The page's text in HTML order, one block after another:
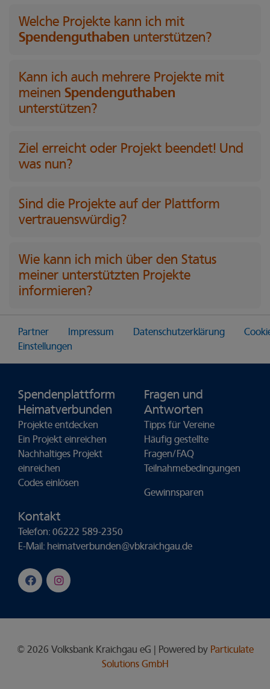
Welche Projekte kann ich mit
Spendenguthaben unterstützen?
Kann ich auch mehrere Projekte mit
meinen Spendenguthaben
unterstützen?
Ziel erreicht oder Projekt beendet! Und
was nun?
Sind die Projekte auf der Plattform
vertrauenswürdig?
Wie kann ich mich über den Status
meiner unterstützten Projekte
informieren?
Partner Impressum Datenschutzerklärung
Einstellungen
Spendenplattform
Heimatverbunden
Projekte entdecken
Ein Projekt einreichen
Nachhaltiges Projekt
einreichen
Codes einlösen
Fragen und
Antworten
Tipps für Vereine
Häufig gestellte
Fragen/FAQ
Teilnahmebedingungen
Gewinnsparen
Kontakt
Telefon: 06222 589-2350
E-Mail: heimatverbunden@vbkraichgau.de
© 2026 Volksbank Kraichgau eG | Powered by Particulate
Solutions GmbH